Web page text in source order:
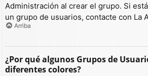
Administración al crear el grupo. Si
un grupo de usuarios, contacte con La
Arriba
¿Por qué algunos Grupos de
diferentes colores?